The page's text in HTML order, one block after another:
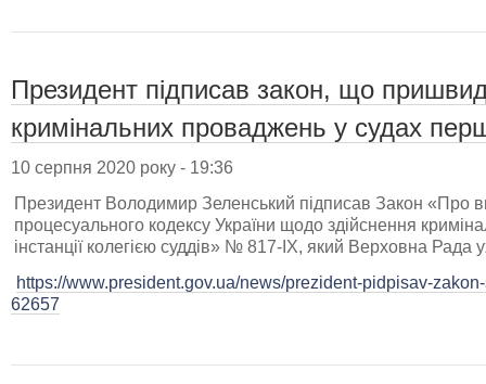
Президент підписав закон, що
кримінальних проваджень у судах
10 серпня 2020 року - 19:36
Президент Володимир Зеленський підписав Закон «Про
процесуального кодексу України щодо здійснення
інстанції колегією суддів» № 817-IX, який Верховна Рада
https://www.president.gov.ua/news/prezident-pidpisav-
62657